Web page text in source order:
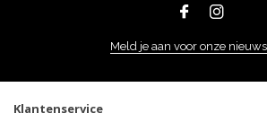
Meld je aan voor onze
Klantenservice